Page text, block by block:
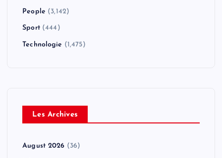
People (3,142)
Sport(444)
Technologie (1,475)
Les Archives
August 2026 (36)